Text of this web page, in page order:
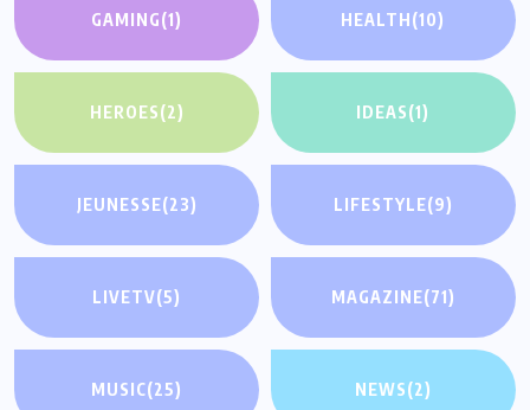
GAMING(1) HEALTH(10)
HEROES(2) IDEAS(1)
JEUNESSE(23) LIFESTYLE(9)
LIVETV(5) MAGAZINE(71)
MUSIC(25) NEWS(2)